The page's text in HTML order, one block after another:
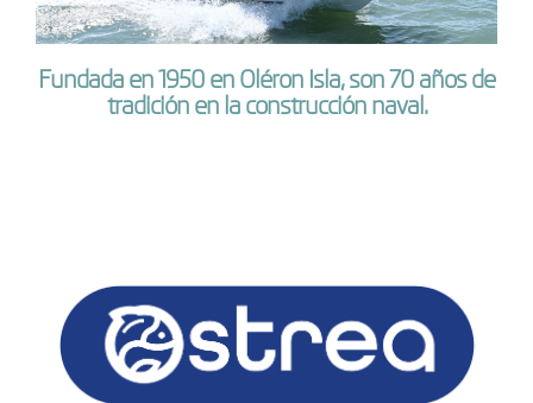
Fundada en 1950 en Oléron Isla, son 70 años de
tradición en la construcción naval.